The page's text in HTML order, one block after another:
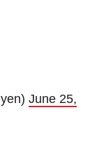
June 25,